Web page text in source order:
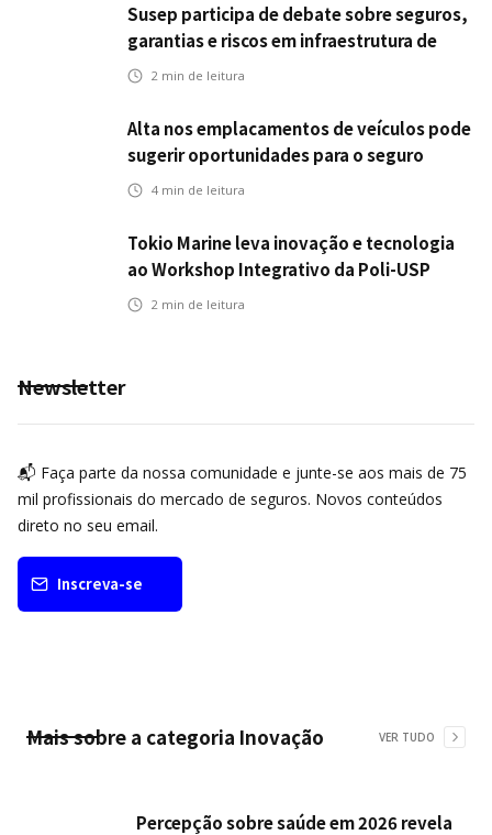
Susep participa de debate sobre seguros,
garantias e riscos em infraestrutura de
transportes
2 min de leitura
Alta nos emplacamentos de veículos pode
sugerir oportunidades para o seguro
automotivo
4 min de leitura
Tokio Marine leva inovação e tecnologia
ao Workshop Integrativo da Poli-USP
2 min de leitura
Newsletter
📬 Faça parte da nossa comunidade e junte-se aos mais de 75
mil profissionais do mercado de seguros. Novos conteúdos
direto no seu email.
Inscreva-se
Mais sobre a categoria Inovação VER TUDO
Percepção sobre saúde em 2026 revela